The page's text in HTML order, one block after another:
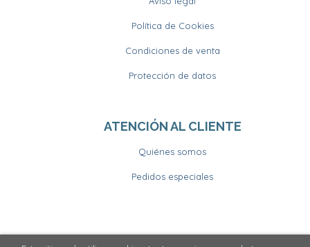
Política de Cookies
Condiciones de venta
Protección de datos
ATENCIÓN AL CLIENTE
Quiénes somos
Pedidos especiales